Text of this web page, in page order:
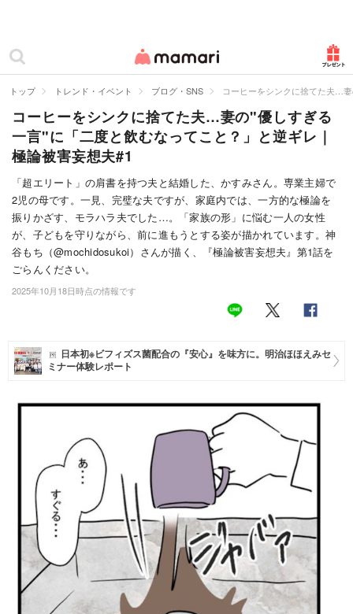
ママリ
カテゴリー一覧
妊娠
出産
赤ちゃん・育児
子育て・家族
病院
美容・ファッション
住まい
マネー
トレンド・イベント
トップ トレンド・イベント ブログ・SNS コーヒーをシンクに捨てた夫…
コーヒーをシンクに捨てた夫…妻の"優しすぎる
一言"に「二度と飲むなってこと？」と逆ギレ｜
極論被害妄想夫#1
「超エリート」の肩書を持つ夫と結婚した、かすみさん。専業主婦で
2児の母です。一見、完璧な夫ですが、家庭内では、一方的な極論を
振りかざす、モラハラ夫でした…。「家族の形」に悩む一人の女性
が、子どもを守りながら、前に進もうとする姿が描かれています。神
谷もち（@mochidosukoi）さんが描く、『極論被害妄想夫』第1話を
ごらんください。
2025年10月18日時点の情報です
日本初※ビフィズス菌配合の『安心』を味方に。明治ほほえみセ
ミナー体験レポート